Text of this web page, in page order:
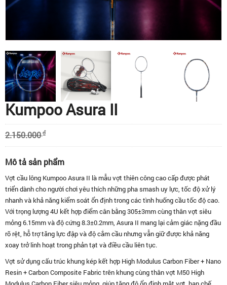
Kumpoo Asura II
2.150.000 ₫
Mô tả sản phẩm
Vợt cầu lông Kumpoo Asura II là mẫu vợt thiên công cao cấp được phát
triển dành cho người chơi yêu thích những pha smash uy lực, tốc độ xử lý
nhanh và khả năng kiểm soát ổn định trong các tình huống cầu tốc độ cao.
Với trọng lượng 4U kết hợp điểm cân bằng 305±3mm cùng thân vợt siêu
mỏng 6.15mm và độ cứng 8.3±0.2mm, Asura II mang lại cảm giác nặng đầu
rõ rệt, hỗ trợ tăng lực đập và độ cắm cầu nhưng vẫn giữ được khả năng
xoay trở linh hoạt trong phản tạt và điều cầu liên tục.
Vợt sử dụng cấu trúc khung kép kết hợp High Modulus Carbon Fiber + Nano
Resin + Carbon Composite Fabric trên khung cùng thân vợt M50 High